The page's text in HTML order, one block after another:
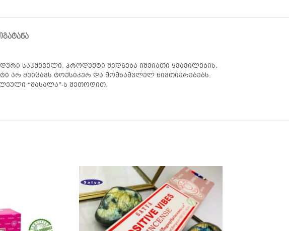
საკმეველი. პროდუქტი შედგება იშვიათი ყვავილების,
არ შეიცავს ტოქსიკურ და მომწამვლელ ნივთიერებებს.
“მასალა”-ს მეთოდით.